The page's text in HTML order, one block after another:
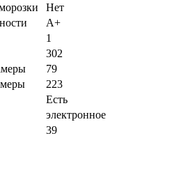
Нет
А+
1
302
79
223
Есть
электронное
39